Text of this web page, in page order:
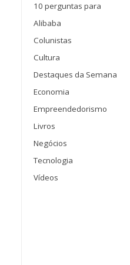
10 perguntas para
Alibaba
Colunistas
Cultura
Destaques da Semana
Economia
Empreendedorismo
Livros
Negócios
Tecnologia
Vídeos